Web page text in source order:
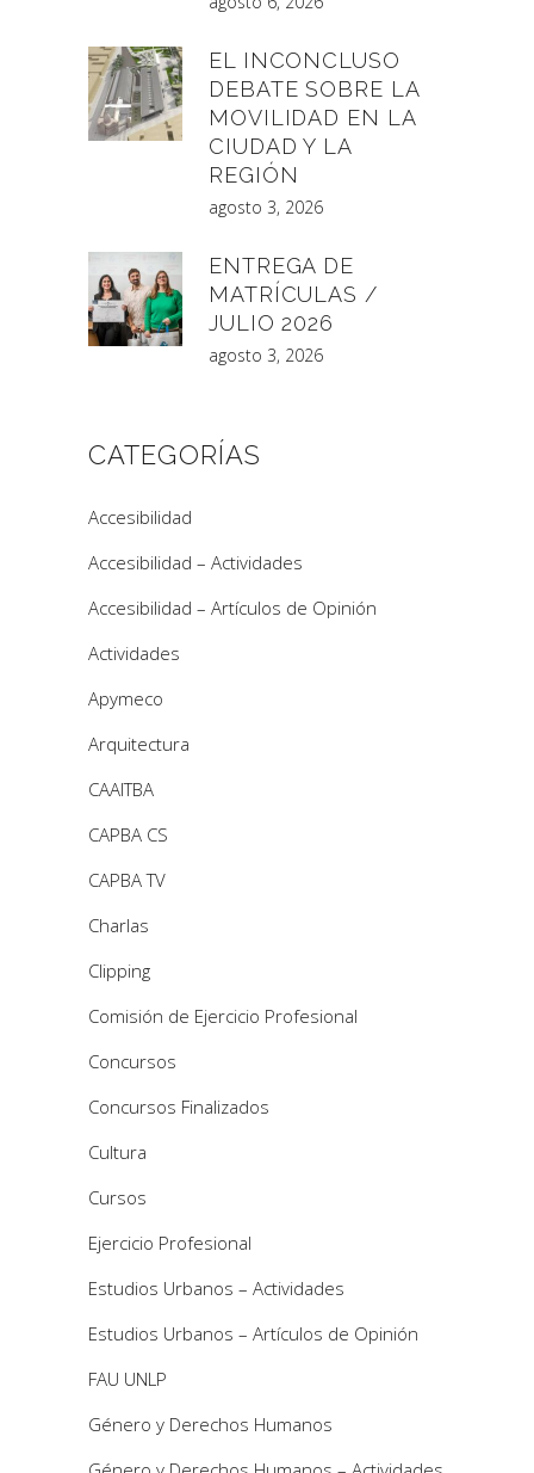
EL INCONCLUSO
DEBATE SOBRE LA
MOVILIDAD EN LA
CIUDAD Y LA
REGIÓN
agosto 3, 2026
ENTREGA DE
MATRÍCULAS /
JULIO 2026
agosto 3, 2026
CATEGORÍAS
Accesibilidad
Accesibilidad – Actividades
Accesibilidad – Artículos de Opinión
Actividades
Apymeco
Arquitectura
CAAITBA
CAPBA CS
CAPBA TV
Charlas
Clipping
Comisión de Ejercicio Profesional
Concursos
Concursos Finalizados
Cultura
Cursos
Ejercicio Profesional
Estudios Urbanos – Actividades
Estudios Urbanos – Artículos de Opinión
FAU UNLP
Género y Derechos Humanos